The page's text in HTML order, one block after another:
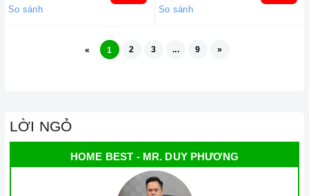
So sánh So sánh
« 1 2 3 ... 9 »
LỜI NGỎ
HOME BEST - MR. DUY PHƯƠNG